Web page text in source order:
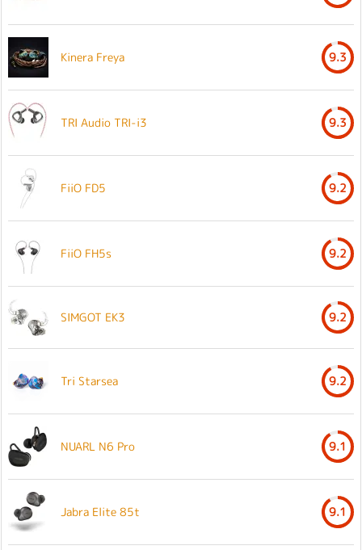
Kinera Freya 9.3
TRI Audio TRI-i3 9.3
FiiO FD5 9.2
FiiO FH5s 9.2
SIMGOT EK3 9.2
Tri Starsea 9.2
NUARL N6 Pro 9.1
Jabra Elite 85t 9.1